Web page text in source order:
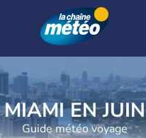
MIAMI EN JUIN
Guide météo voyage